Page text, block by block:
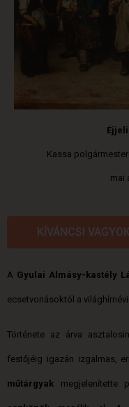
Kassa
mai
KÍVÁNCSI
A Gyulai Almásy-kastély
ecsetvonásoktól a
Története az árva
festőjéig igazán izgalmas,
műtárgyak megjelenítette